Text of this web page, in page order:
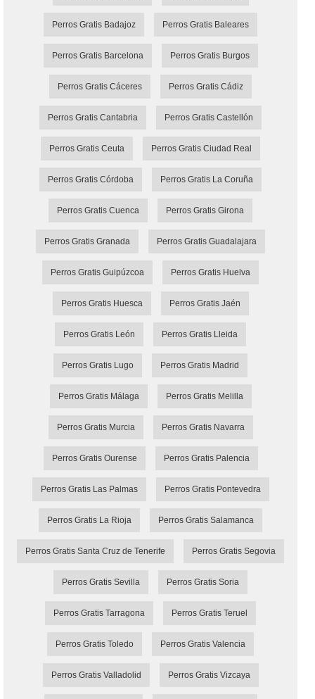
Perros Gratis Badajoz Perros Gratis Baleares
Perros Gratis Barcelona Perros Gratis Burgos
Perros Gratis Cáceres Perros Gratis Cádiz
Perros Gratis Cantabria Perros Gratis Castellón
Perros Gratis Ceuta Perros Gratis Ciudad Real
Perros Gratis Córdoba Perros Gratis La Coruña
Perros Gratis Cuenca Perros Gratis Girona
Perros Gratis Granada Perros Gratis Guadalajara
Perros Gratis Guipúzcoa Perros Gratis Huelva
Perros Gratis Huesca Perros Gratis Jaén
Perros Gratis León Perros Gratis Lleida
Perros Gratis Lugo Perros Gratis Madrid
Perros Gratis Málaga Perros Gratis Melilla
Perros Gratis Murcia Perros Gratis Navarra
Perros Gratis Ourense Perros Gratis Palencia
Perros Gratis Las Palmas Perros Gratis Pontevedra
Perros Gratis La Rioja Perros Gratis Salamanca
Perros Gratis Santa Cruz de Tenerife Perros Gratis Segovia
Perros Gratis Sevilla Perros Gratis Soria
Perros Gratis Tarragona Perros Gratis Teruel
Perros Gratis Toledo Perros Gratis Valencia
Perros Gratis Valladolid Perros Gratis Vizcaya